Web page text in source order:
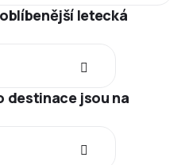
letecká
destinace jsou na